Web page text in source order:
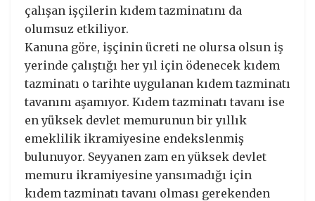
çalışan işçilerin kıdem tazminatını da
olumsuz etkiliyor.
Kanuna göre, işçinin ücreti ne olursa olsun iş
yerinde çalıştığı her yıl için ödenecek kıdem
tazminatı o tarihte uygulanan kıdem tazminatı
tavanını aşamıyor. Kıdem tazminatı tavanı ise
en yüksek devlet memurunun bir yıllık
emeklilik ikramiyesine endekslenmiş
bulunuyor. Seyyanen zam en yüksek devlet
memuru ikramiyesine yansımadığı için
kıdem tazminatı tavanı olması gerekenden